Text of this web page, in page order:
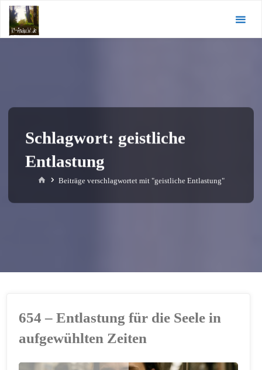
Zum
Inhalt
springen
Schlagwort: geistliche
Entlastung
StartBeiträge verschlagwortet mit "geistliche Entlastung"
654 – Entlastung für die Seele in
aufgewühlten Zeiten